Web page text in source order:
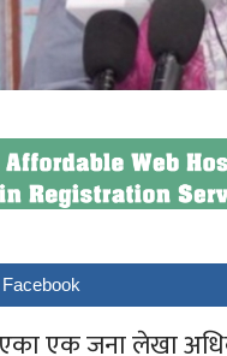
Facebook
एक जना लेखा